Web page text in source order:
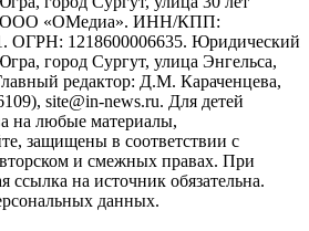
ООО «ОМедиа». ИНН/КПП:
ОГРН: 1218600006635. Юридический
город Сургут, улица Энгельса,
редактор: Д.М. Караченцева,
site@in-news.ru. Для детей
на любые материалы,
защищены в соответствии с
и смежных правах. При
ссылка на источник обязательна.
данных.